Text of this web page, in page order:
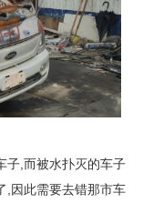
子,而被水扑灭的车子
,因此需要去错那市车